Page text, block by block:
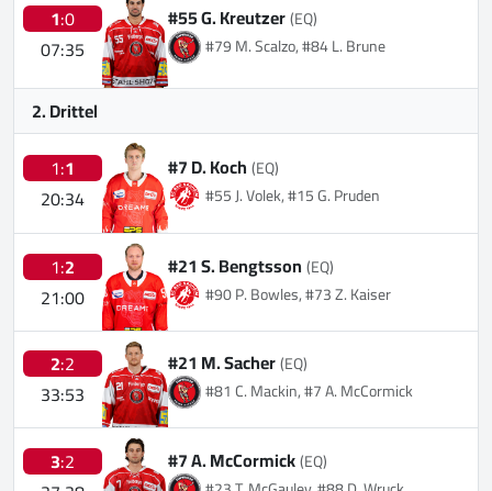
1:0
07:35
#55 G. Kreutzer(EQ)
#79 M. Scalzo, #84 L. Brune
2. Drittel
1:1
20:34
#7 D. Koch(EQ)
#55 J. Volek, #15 G. Pruden
1:2
21:00
#21 S. Bengtsson(EQ)
#90 P. Bowles, #73 Z. Kaiser
2:2
33:53
#21 M. Sacher(EQ)
#81 C. Mackin, #7 A. McCormick
3:2
#7 A. McCormick(EQ)